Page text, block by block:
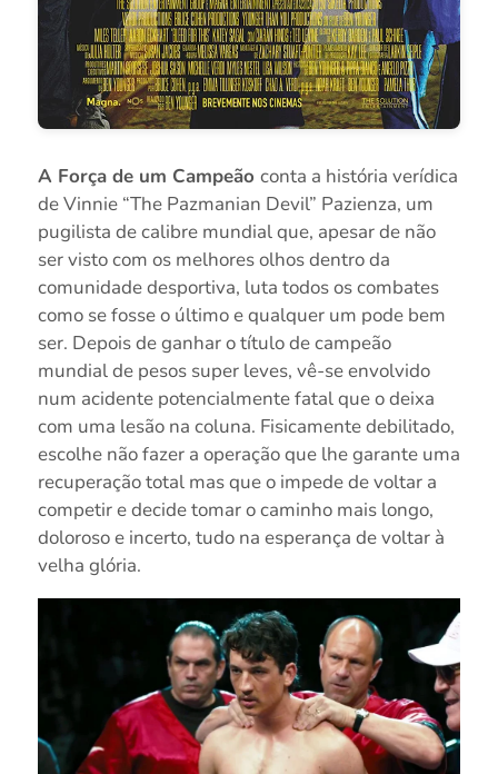
A Força de um Campeão conta a história verídica
de Vinnie “The Pazmanian Devil” Pazienza, um
pugilista de calibre mundial que, apesar de não
ser visto com os melhores olhos dentro da
comunidade desportiva, luta todos os combates
como se fosse o último e qualquer um pode bem
ser. Depois de ganhar o título de campeão
mundial de pesos super leves, vê-se envolvido
num acidente potencialmente fatal que o deixa
com uma lesão na coluna. Fisicamente debilitado,
escolhe não fazer a operação que lhe garante uma
recuperação total mas que o impede de voltar a
competir e decide tomar o caminho mais longo,
doloroso e incerto, tudo na esperança de voltar à
velha glória.